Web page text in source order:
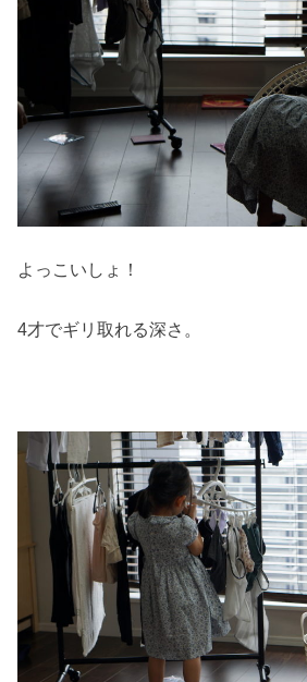
よっこいしょ！
4才でギリ取れる深さ。